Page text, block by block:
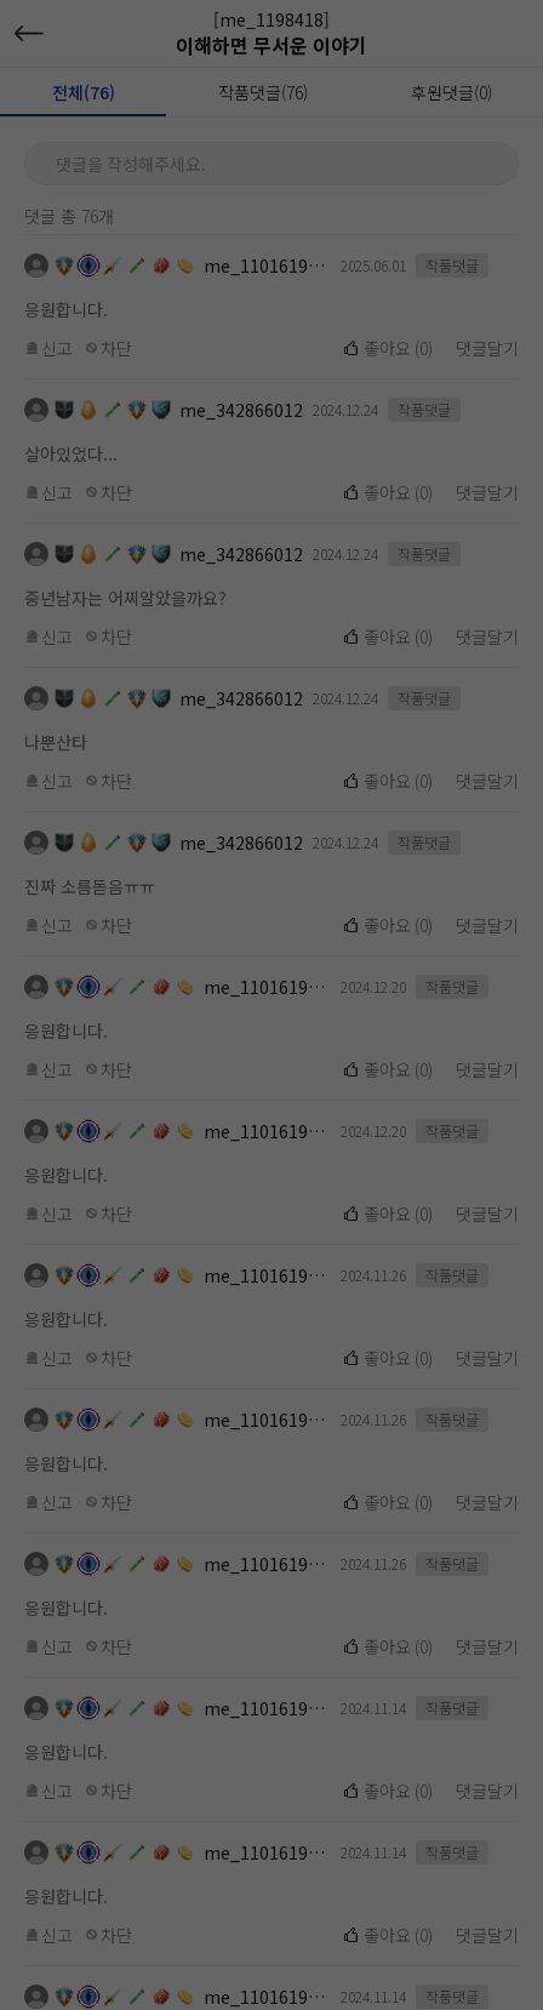
[me_1198418]
이해하면 무서운 이야기
전체(76) 작품댓글(76) 후원댓글(0)
댓글을 작성해주세요.
댓글 총 76개
me_1101619112 2025.06.01 작품댓글
응원합니다.
신고
차단 좋아요 (0) 댓글달기
me_342866012 2024.12.24 작품댓글
살아있었다...
신고
차단 좋아요 (0) 댓글달기
me_342866012 2024.12.24 작품댓글
중년남자는 어찌알았을까요?
신고
차단 좋아요 (0) 댓글달기
me_342866012 2024.12.24 작품댓글
나뿐산타
신고
차단 좋아요 (0) 댓글달기
me_342866012 2024.12.24 작품댓글
진짜 소름돋음ㅠㅠ
신고
차단 좋아요 (0) 댓글달기
me_1101619112 2024.12.20 작품댓글
응원합니다.
신고
차단 좋아요 (0) 댓글달기
me_1101619112 2024.12.20 작품댓글
응원합니다.
신고
차단 좋아요 (0) 댓글달기
me_1101619112 2024.11.26 작품댓글
응원합니다.
신고
차단 좋아요 (0) 댓글달기
me_1101619112 2024.11.26 작품댓글
응원합니다.
신고
차단 좋아요 (0) 댓글달기
me_1101619112 2024.11.26 작품댓글
응원합니다.
신고
차단 좋아요 (0) 댓글달기
me_1101619112 2024.11.14 작품댓글
응원합니다.
신고
차단 좋아요 (0) 댓글달기
me_1101619112 2024.11.14 작품댓글
응원합니다.
신고
차단 좋아요 (0) 댓글달기
me_1101619112 2024.11.14 작품댓글